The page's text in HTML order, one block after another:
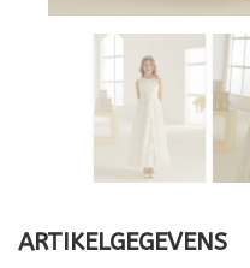
ARTIKELGEGEVENS